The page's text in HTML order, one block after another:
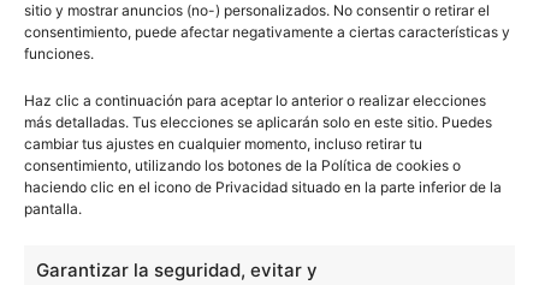
sitio y mostrar anuncios (no-) personalizados. No consentir o retirar el
consentimiento, puede afectar negativamente a ciertas características y
funciones.
Haz clic a continuación para aceptar lo anterior o realizar elecciones
más detalladas. Tus elecciones se aplicarán solo en este sitio. Puedes
cambiar tus ajustes en cualquier momento, incluso retirar tu
consentimiento, utilizando los botones de la Política de cookies o
haciendo clic en el icono de Privacidad situado en la parte inferior de la
pantalla.
Garantizar la seguridad, evitar y
- Publicidad -